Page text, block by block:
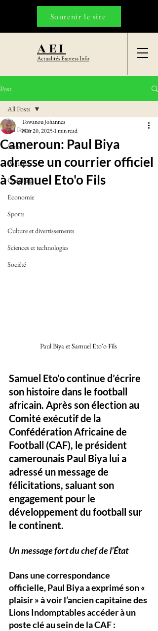
AEI
Actualités Express Info
Soutenir le site
Post
All Posts
Santé
Politique
Coaching
Economie
Sports
Culture et divertissements
Sciences et technologies
Société
All Posts
Cameroun: Paul Biya
adresse un courrier officiel
à Samuel Eto'o Fils
Towanou Johannes
Mar 20, 2025 1 min read
Paul Biya et Samuel Eto'o Fils
Samuel Eto’o continue d’écrire
son histoire dans le football
africain. Après son élection au
Comité exécutif de la
Confédération Africaine de
Football (CAF), le président
camerounais Paul Biya lui a
adressé un message de
félicitations, saluant son
engagement pour le
développement du football sur
le continent.
Un message fort du chef de l’État
Dans une correspondance
officielle, Paul Biya a exprimé son «
plaisir » à voir l’ancien capitaine des
Lions Indomptables accéder à un
poste clé au sein de la CAF :